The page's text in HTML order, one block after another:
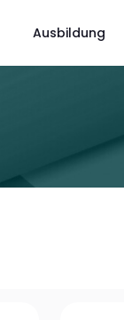
Ausbildung